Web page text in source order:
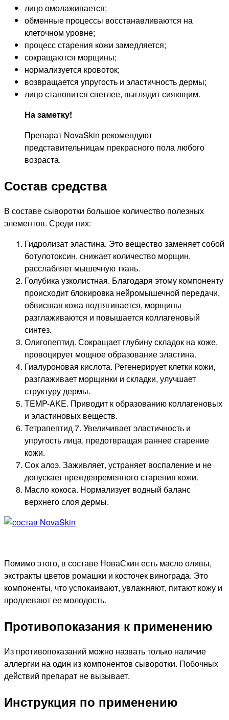
лицо омолаживается;
обменные процессы восстанавливаются на
клеточном уровне;
процесс старения кожи замедляется;
сокращаются морщины;
нормализуется кровоток;
возвращается упругость и эластичность дермы;
лицо становится светлее, выглядит сияющим.
На заметку!
Препарат NovaSkin рекомендуют
представительницам прекрасного пола любого
возраста.
Состав средства
В составе сыворотки большое количество полезных
элементов. Среди них:
Гидролизат эластина. Это вещество заменяет собой
ботулотоксин, снижает количество морщин,
расслабляет мышечную ткань.
Голубика узколистная. Благодаря этому компоненту
происходит блокировка нейромышечной передачи,
обвисшая кожа подтягивается, морщины
разглаживаются и повышается коллагеновый
синтез.
Олигопептид. Сокращает глубину складок на коже,
провоцирует мощное образование эластина.
Гиалуроновая кислота. Регенерирует клетки кожи,
разглаживает морщинки и складки, улучшает
структуру дермы.
ТEMP-AKE. Приводит к образованию коллагеновых
и эластиновых веществ.
Тетрапептид 7. Увеличивает эластичность и
упругость лица, предотвращая раннее старение
кожи.
Сок алоэ. Заживляет, устраняет воспаление и не
допускает преждевременного старения кожи.
Масло кокоса. Нормализует водный баланс
верхнего слоя дермы.
Помимо этого, в составе НоваСкин есть масло оливы,
экстракты цветов ромашки и косточек винограда. Это
компоненты, что успокаивают, увлажняют, питают кожу и
продлевают ее молодость.
Противопоказания к применению
Из противопоказаний можно назвать только наличие
аллергии на один из компонентов сыворотки. Побочных
действий препарат не вызывает.
Инструкция по применению